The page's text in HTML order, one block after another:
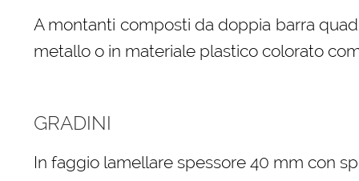
A montanti composti da doppia barra
metallo o in materiale plastico colorato
GRADINI
In faggio lamellare spessore 40 mm con